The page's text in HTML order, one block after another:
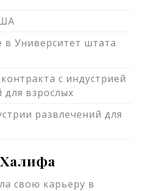
в Университет штата
с индустрией
для взрослых
развлечений для
свою карьеру в